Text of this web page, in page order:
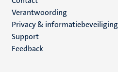
footer
(NL)
Verantwoording
Privacy & informatiebeveiliging
Support
Feedback